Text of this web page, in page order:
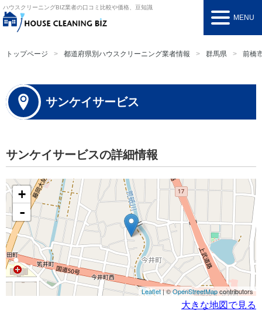
ハウスクリーニングBIZ業者の口コミ比較や価格、豆知識
MENU
トップページ 都道府県別ハウスクリーニング業者情報 群馬県 前橋
サンケイサービス
サンケイサービスの詳細情報
+
-
Leaflet| ©OpenStreetMapcontributors
大きな地図で見る